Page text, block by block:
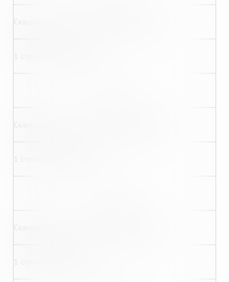
Сканирование текста с редактированием
1 страница формата А4
Сканирование текста без редактирования
1 страница формата А3
Сканирование текста с редактированием
1 страница формата А3